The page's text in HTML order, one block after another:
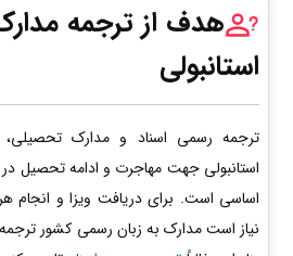
هدف از ترجمه
استانبولی
ترجمه رسمی اسناد و مدارک
استانبولی جهت مهاجرت و ادامه تحصیل
اساسی است. برای دریافت ویزا و انجام
نیاز است مدارک به زبان رسمی کشور